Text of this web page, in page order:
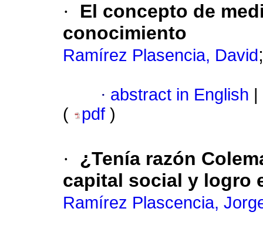
·
El concepto de
conocimiento
Ramírez Plasencia, David
· abstract in English
(
pdf )
·
¿Tenía razón
capital social y logro
Ramírez Plascencia,